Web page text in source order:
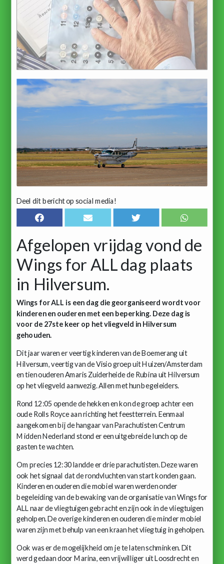
Deel dit bericht op social media!
Afgelopen vrijdag vond de
Wings for ALL dag plaats
in Hilversum.
Wings for ALL is een dag die georganiseerd wordt voor
kinderen en ouderen met een beperking. Deze dag is
voor de 27ste keer op het vliegveld in Hilversum
gehouden.
Dit jaar waren er veertig kinderen van de Boemerang uit
Hilversum, veertig van de Visio groep uit Huizen/Amsterdam
en tien ouderen Amaris Zuiderheide de Rubina uit Hilversum
op het vliegveld aanwezig. Allen met hun begeleiders.
Rond 12:05 opende de hekken en kon de groep achter een
oude Rolls Royce aan richting het feestterrein. Eenmaal
aangekomen bij de hangaar van Parachutisten Centrum
Midden Nederland stond er een uitgebreide lunch op de
gasten te wachten.
Om precies 12:30 landde er drie parachutisten. Deze waren
ook het signaal dat de rondvluchten van start konden gaan.
Kinderen en ouderen die mobiel waren werden onder
begeleiding van de bewaking van de organisatie van Wings for
ALL naar de vliegtuigen gebracht en zijn ook in de vliegtuigen
geholpen. De overige kinderen en ouderen die minder mobiel
waren zijn met behulp van een kraan het vliegtuig in geholpen.
Ook was er de mogelijkheid om je te laten schminken. Dit
werd gedaan door Marina, een vrijwilliger uit Loosdrecht en